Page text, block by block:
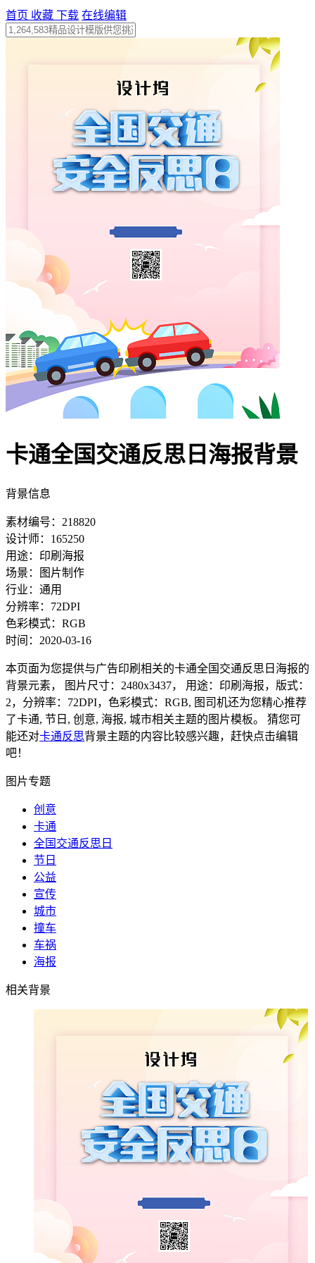
首页 收藏 下载 在线编辑
卡通全国交通反思日海报背景
背景信息
素材编号：218820
设计师：165250
用途：印刷海报
场景：图片制作
行业：通用
分辨率：72DPI
色彩模式：RGB
时间：2020-03-16
本页面为您提供与广告印刷相关的卡通全国交通反思日海报的
背景元素， 图片尺寸：2480x3437， 用途：印刷海报，版式：
2，分辨率：72DPI，色彩模式：RGB, 图司机还为您精心推荐
了卡通, 节日, 创意, 海报, 城市相关主题的图片模板。 猜您可
能还对卡通反思背景主题的内容比较感兴趣，赶快点击编辑
吧！
图片专题
创意
卡通
全国交通反思日
节日
公益
宣传
城市
撞车
车祸
海报
相关背景